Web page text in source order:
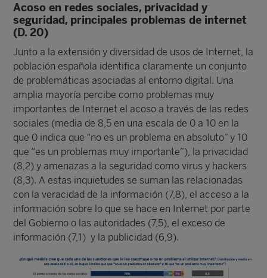
Acoso en redes sociales, privacidad y
seguridad, principales problemas de internet
(D. 20)
Junto a la extensión y diversidad de usos de Internet, la
población española identifica claramente un conjunto
de problemáticas asociadas al entorno digital. Una
amplia mayoría percibe como problemas muy
importantes de Internet el acoso a través de las redes
sociales (media de 8,5 en una escala de 0 a 10 en la
que 0 indica que “no es un problema en absoluto” y 10
que “es un problemas muy importante”), la privacidad
(8,2) y amenazas a la seguridad como virus y hackers
(8,3). A estas inquietudes se suman las relacionadas
con la veracidad de la información (7,8), el acceso a la
información sobre lo que se hace en Internet por parte
del Gobierno o las autoridades (7,5), el exceso de
información (7,1) y la publicidad (6,9).